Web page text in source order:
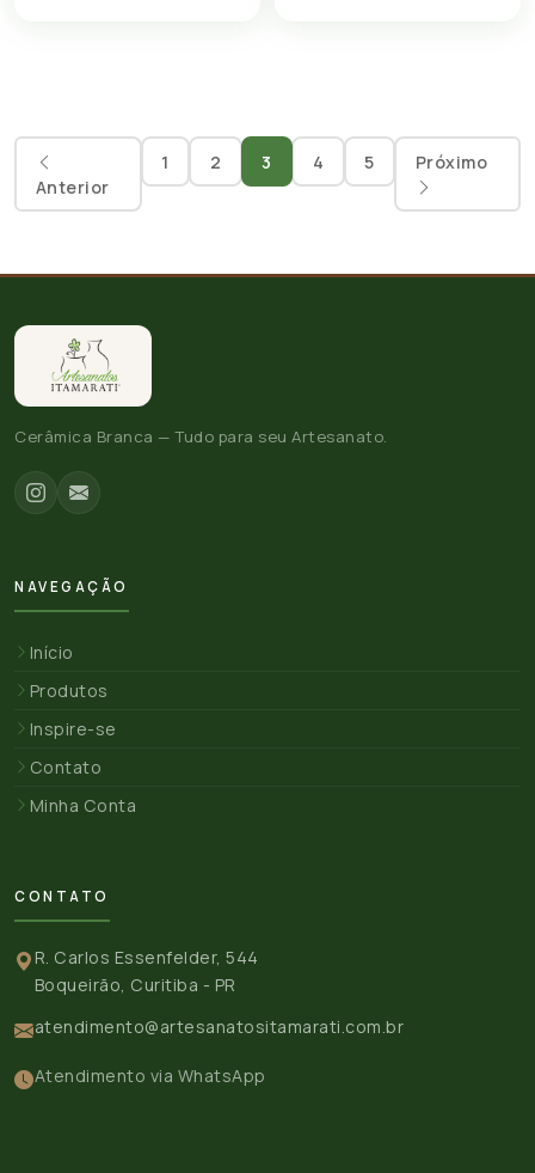
Anterior
1 2 3 4 5 Próximo
Cerâmica Branca — Tudo para seu Artesanato.
NAVEGAÇÃO
Início
Produtos
Inspire-se
Contato
Minha Conta
CONTATO
R. Carlos Essenfelder, 544
Boqueirão, Curitiba - PR
atendimento@artesanatositamarati.com.br
Atendimento via WhatsApp